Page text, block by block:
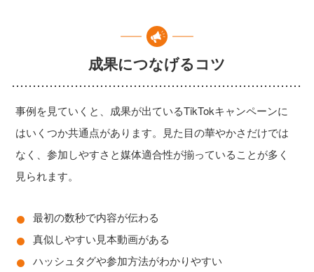
成果につなげるコツ
事例を見ていくと、成果が出ているTikTokキャンペーンに
はいくつか共通点があります。見た目の華やかさだけでは
なく、参加しやすさと媒体適合性が揃っていることが多く
見られます。
最初の数秒で内容が伝わる
真似しやすい見本動画がある
ハッシュタグや参加方法がわかりやすい